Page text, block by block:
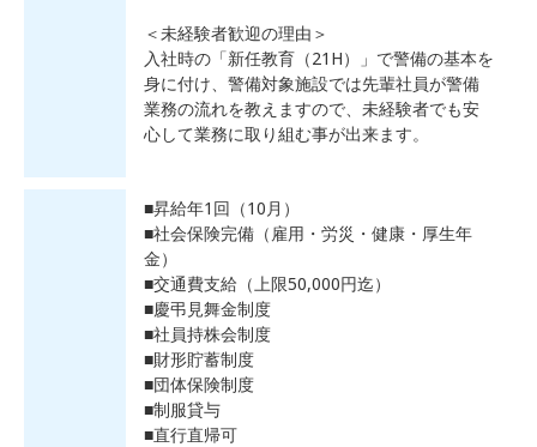
＜未経験者歓迎の理由＞
入社時の「新任教育（21H）」で警備の基本を
身に付け、警備対象施設では先輩社員が警備
業務の流れを教えますので、未経験者でも安
心して業務に取り組む事が出来ます。
■昇給年1回（10月）
■社会保険完備（雇用・労災・健康・厚生年
金）
■交通費支給（上限50,000円迄）
■慶弔見舞金制度
■社員持株会制度
■財形貯蓄制度
■団体保険制度
■制服貸与
■直行直帰可